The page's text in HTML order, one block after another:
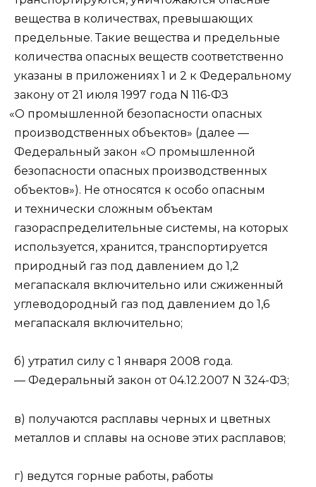
вещества в количествах, превышающих
предельные. Такие вещества и предельные
количества опасных веществ соответственно
указаны в приложениях 1 и 2 к Федеральному
закону от 21 июля 1997 года N 116-ФЗ
«О промышленной безопасности опасных
производственных объектов» (далее —
Федеральный закон «О промышленной
безопасности опасных производственных
объектов»). Не относятся к особо опасным
и технически сложным объектам
газораспределительные системы, на которых
используется, хранится, транспортируется
природный газ под давлением до 1,2
мегапаскаля включительно или сжиженный
углеводородный газ под давлением до 1,6
мегапаскаля включительно;
б) утратил силу с 1 января 2008 года.
— Федеральный закон от 04.12.2007 N 324-ФЗ;
в) получаются расплавы черных и цветных
металлов и сплавы на основе этих расплавов;
г) ведутся горные работы, работы